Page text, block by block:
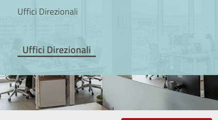
Uffici Direzionali
Uffici Direzionali